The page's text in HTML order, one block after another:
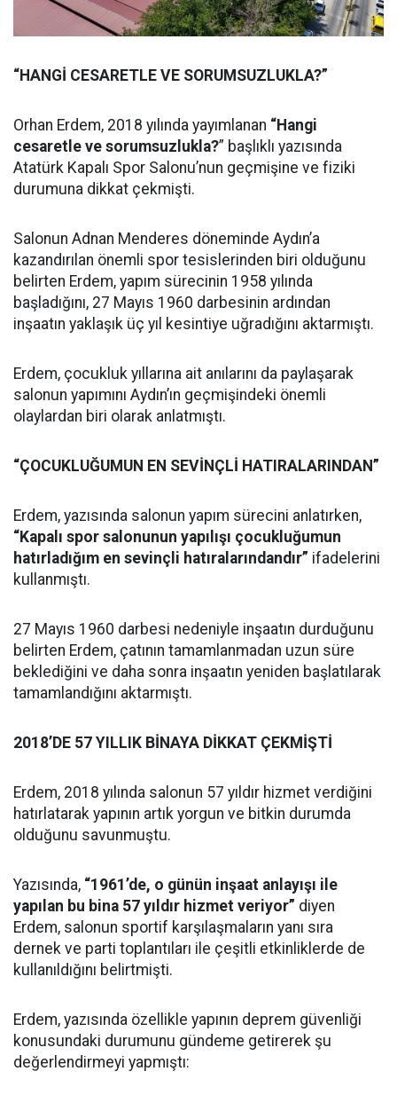
“HANGİ CESARETLE VE SORUMSUZLUKLA?”
Orhan Erdem, 2018 yılında yayımlanan “Hangi
cesaretle ve sorumsuzlukla?” başlıklı yazısında
Atatürk Kapalı Spor Salonu’nun geçmişine ve fiziki
durumuna dikkat çekmişti.
Salonun Adnan Menderes döneminde Aydın’a
kazandırılan önemli spor tesislerinden biri olduğunu
belirten Erdem, yapım sürecinin 1958 yılında
başladığını, 27 Mayıs 1960 darbesinin ardından
inşaatın yaklaşık üç yıl kesintiye uğradığını aktarmıştı.
Erdem, çocukluk yıllarına ait anılarını da paylaşarak
salonun yapımını Aydın’ın geçmişindeki önemli
olaylardan biri olarak anlatmıştı.
“ÇOCUKLUĞUMUN EN SEVİNÇLİ HATIRALARINDAN”
Erdem, yazısında salonun yapım sürecini anlatırken,
“Kapalı spor salonunun yapılışı çocukluğumun
hatırladığım en sevinçli hatıralarındandır” ifadelerini
kullanmıştı.
27 Mayıs 1960 darbesi nedeniyle inşaatın durduğunu
belirten Erdem, çatının tamamlanmadan uzun süre
beklediğini ve daha sonra inşaatın yeniden başlatılarak
tamamlandığını aktarmıştı.
2018’DE 57 YILLIK BİNAYA DİKKAT ÇEKMİŞTİ
Erdem, 2018 yılında salonun 57 yıldır hizmet verdiğini
hatırlatarak yapının artık yorgun ve bitkin durumda
olduğunu savunmuştu.
Yazısında, “1961’de, o günün inşaat anlayışı ile
yapılan bu bina 57 yıldır hizmet veriyor” diyen
Erdem, salonun sportif karşılaşmaların yanı sıra
dernek ve parti toplantıları ile çeşitli etkinliklerde de
kullanıldığını belirtmişti.
Erdem, yazısında özellikle yapının deprem güvenliği
konusundaki durumunu gündeme getirerek şu
değerlendirmeyi yapmıştı: